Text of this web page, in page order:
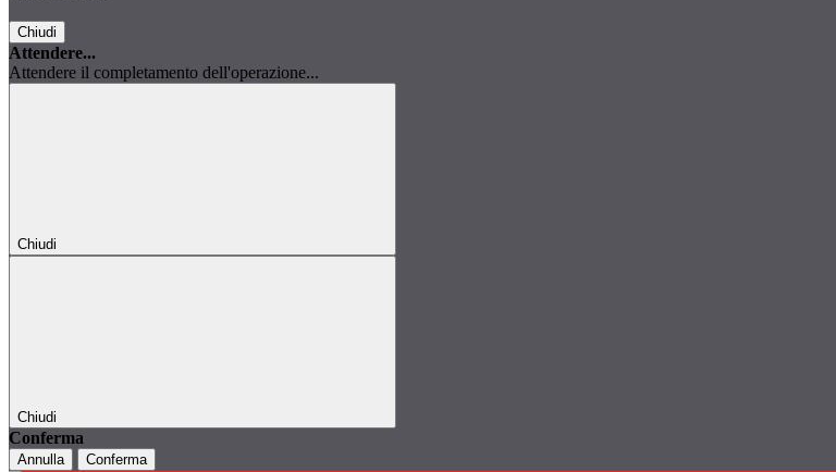
Chiudi
Attendere...
Attendere il completamento dell'operazione...
Chiudi
Chiudi
Conferma
Annulla Conferma